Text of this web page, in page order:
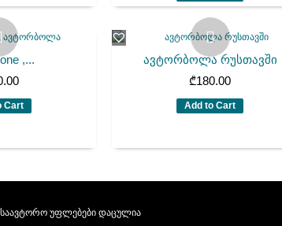
,...
Cart
ავტორბოლა რუსთავში
₾180.00
Add to Cart
საავტორო უფლებები დაცულია